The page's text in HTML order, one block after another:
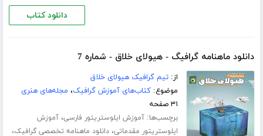
دانلود کتاب
دانلود ماهنامه گرافیگ - هیولای خلاق - شماره 7
از:تیم گرافیک هیولای خلاق
موضوع:کتاب‌های آموزش گرافیک، مجله‌های هنری
۳۱ صفحه
برچسب‌ها:آموزش ایلوستریتور فارسی،آموزش
ایلوستریتور مقدماتی،دانلود ماهنامه تخصصی گرافیک،